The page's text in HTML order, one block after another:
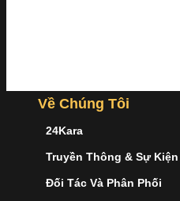
Về Chúng Tôi
24Kara
Truyền Thông & Sự Kiện
Đối Tác Và Phân Phối